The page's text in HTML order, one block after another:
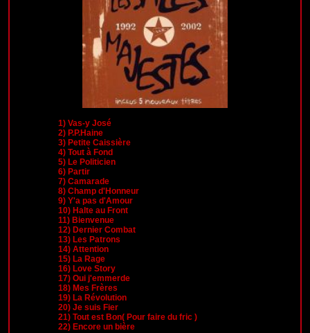
1) Vas-y José
2) P.P.Haine
3) Petite Caissière
4) Tout à Fond
5) Le Politicien
6) Partir
7) Camarade
8) Champ d'Honneur
9) Y'a pas d'Amour
10) Halte au Front
11) Bienvenue
12) Dernier Combat
13) Les Patrons
14) Attention
15) La Rage
16) Love Story
17) Oui j'emmerde
18) Mes Frères
19) La Révolution
20) Je suis Fier
21) Tout est Bon( Pour faire du fric )
22) Encore un bière